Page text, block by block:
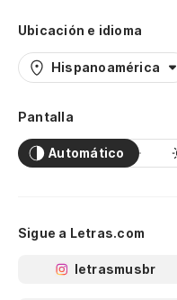
Ubicación e idioma
Hispanoamérica
Pantalla
Automático
Sigue a Letras.com
letrasmusbr